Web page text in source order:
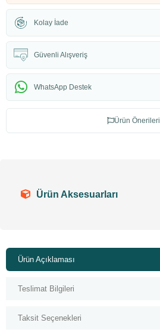
Kolay İade
Güvenli Alışveriş
WhatsApp Destek
Ürün Önerileri
Ürün Aksesuarları
Ürün Açıklaması
Teslimat Bilgileri
Taksit Seçenekleri